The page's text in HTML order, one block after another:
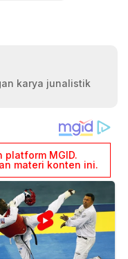
karya junalistik